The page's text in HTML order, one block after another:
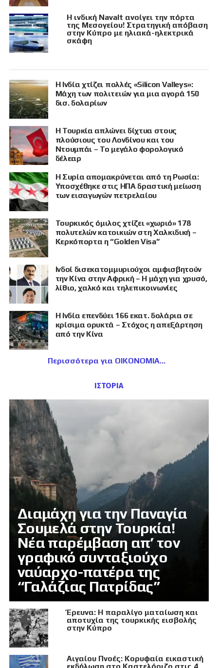
Η ινδική Navalt ανοίγει την πόρτα
της Μεσογείου! Στρατηγική απόβαση
στην Κύπρο με ηλιακά-ηλεκτρικά
σκάφη
Η Ινδία χτίζει πολλές «Silicon Valleys»:
Μάχη των πολιτειών για μια αγορά 150
δισ. δολαρίων
Η Τουρκία απλώνει δίχτυα στους
πλούσιους του Λονδίνου και του
Ντουμπάι – Το μεγάλο φορολογικό
δέλεαρ
Η Συρία απομακρύνεται από τη Ρωσία:
Υποσχέθηκε στις ΗΠΑ δραστική μείωση
των εισαγωγών πετρελαίου
Τουρκικός όμιλος χτίζει «χωριό» 178
πολυτελών κατοικιών στη Χαλκιδική –
Κερκόπορτα η “Golden Visa”
Ινδοί δισεκατομμυριούχοι αμφισβητούν
την Κίνα στην Αφρική – Η μάχη για χρυσό,
λίθιο, χαλκό και τηλεπικοινωνίες
Η Ινδία επενδύει 166 εκατ. δολάρια σε
κρίσιμα ορυκτά – Στόχος η απεξάρτηση
από την Κίνα
Περισσότερα για ΟΙΚΟΝΟΜΙΑ
ΙΣΤΟΡΙΑ
Διαμάχη για την Παναγία
Σουμελά στην Τουρκία!
Νέα παρέμβαση απ’ τον
γραφικό συνταξιούχο
ναύαρχο-πατέρα της
“Γαλάζιας Πατρίδας”
Έρευνα: Η παραλίγο ματαίωση και
αποτυχία της τουρκικής εισβολής
στην Κύπρο
Αιγαίου Πνοές: Κορυφαία εικαστική